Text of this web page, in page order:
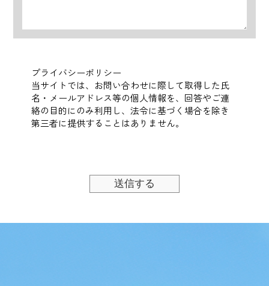
プライバシーポリシー
当サイトでは、お問い合わせに際して取得した氏
名・メールアドレス等の個人情報を、回答やご連
絡の目的にのみ利用し、法令に基づく場合を除き
第三者に提供することはありません。